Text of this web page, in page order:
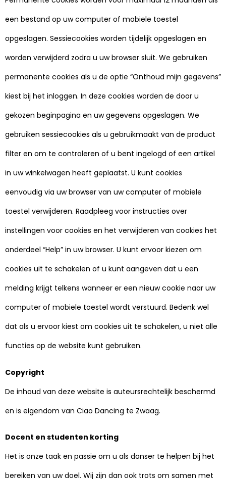
een bestand op uw computer of mobiele toestel
opgeslagen. Sessiecookies worden tijdelijk opgeslagen en
worden verwijderd zodra u uw browser sluit. We gebruiken
permanente cookies als u de optie “Onthoud mijn gegevens”
kiest bij het inloggen. In deze cookies worden de door u
gekozen beginpagina en uw gegevens opgeslagen. We
gebruiken sessiecookies als u gebruikmaakt van de product
filter en om te controleren of u bent ingelogd of een artikel
in uw winkelwagen heeft geplaatst. U kunt cookies
eenvoudig via uw browser van uw computer of mobiele
toestel verwijderen. Raadpleeg voor instructies over
instellingen voor cookies en het verwijderen van cookies het
onderdeel “Help” in uw browser. U kunt ervoor kiezen om
cookies uit te schakelen of u kunt aangeven dat u een
melding krijgt telkens wanneer er een nieuw cookie naar uw
computer of mobiele toestel wordt verstuurd. Bedenk wel
dat als u ervoor kiest om cookies uit te schakelen, u niet alle
functies op de website kunt gebruiken.
Copyright
De inhoud van deze website is auteursrechtelijk beschermd
en is eigendom van Ciao Dancing te Zwaag.
Docent en studenten korting
Het is onze taak en passie om u als danser te helpen bij het
bereiken van uw doel. Wij zijn dan ook trots om samen met